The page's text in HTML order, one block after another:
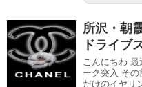
所沢・朝
ドライブ
こんにちわ
ーク突入 そ
だけのイヤリ